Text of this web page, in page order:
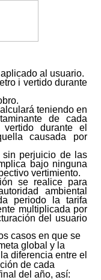
al usuario.
i vertido durante
teniendo en
de cada
durante el
causada por
sin perjuicio de las
bajo ninguna
vertimiento.
se realice para
ambiental
periodo la tarifa
multiplicada por
del usuario
casos en que se
global y la
diferencia entre el
de cada
del año, así: